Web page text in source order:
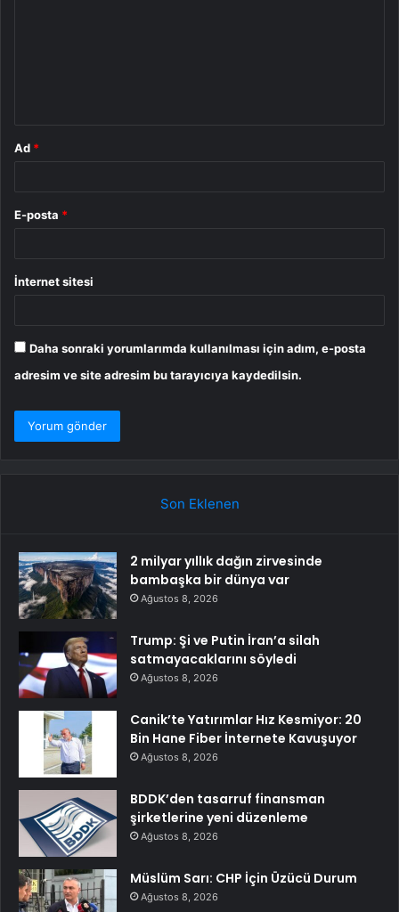
Ad *
E-posta *
İnternet sitesi
Daha sonraki yorumlarımda kullanılması için adım, e-posta
adresim ve site adresim bu tarayıcıya kaydedilsin.
Son Eklenen
2 milyar yıllık dağın zirvesinde
bambaşka bir dünya var
Ağustos 8, 2026
Trump: Şi ve Putin İran’a silah
satmayacaklarını söyledi
Ağustos 8, 2026
Canik’te Yatırımlar Hız Kesmiyor: 20
Bin Hane Fiber İnternete Kavuşuyor
Ağustos 8, 2026
BDDK’den tasarruf finansman
şirketlerine yeni düzenleme
Ağustos 8, 2026
Müslüm Sarı: CHP İçin Üzücü Durum
Ağustos 8, 2026